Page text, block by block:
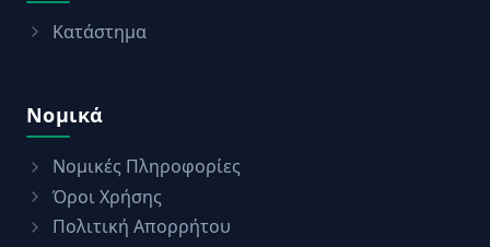
Κατάστημα
Νομικά
Νομικές Πληροφορίες
Όροι Χρήσης
Πολιτική Απορρήτου